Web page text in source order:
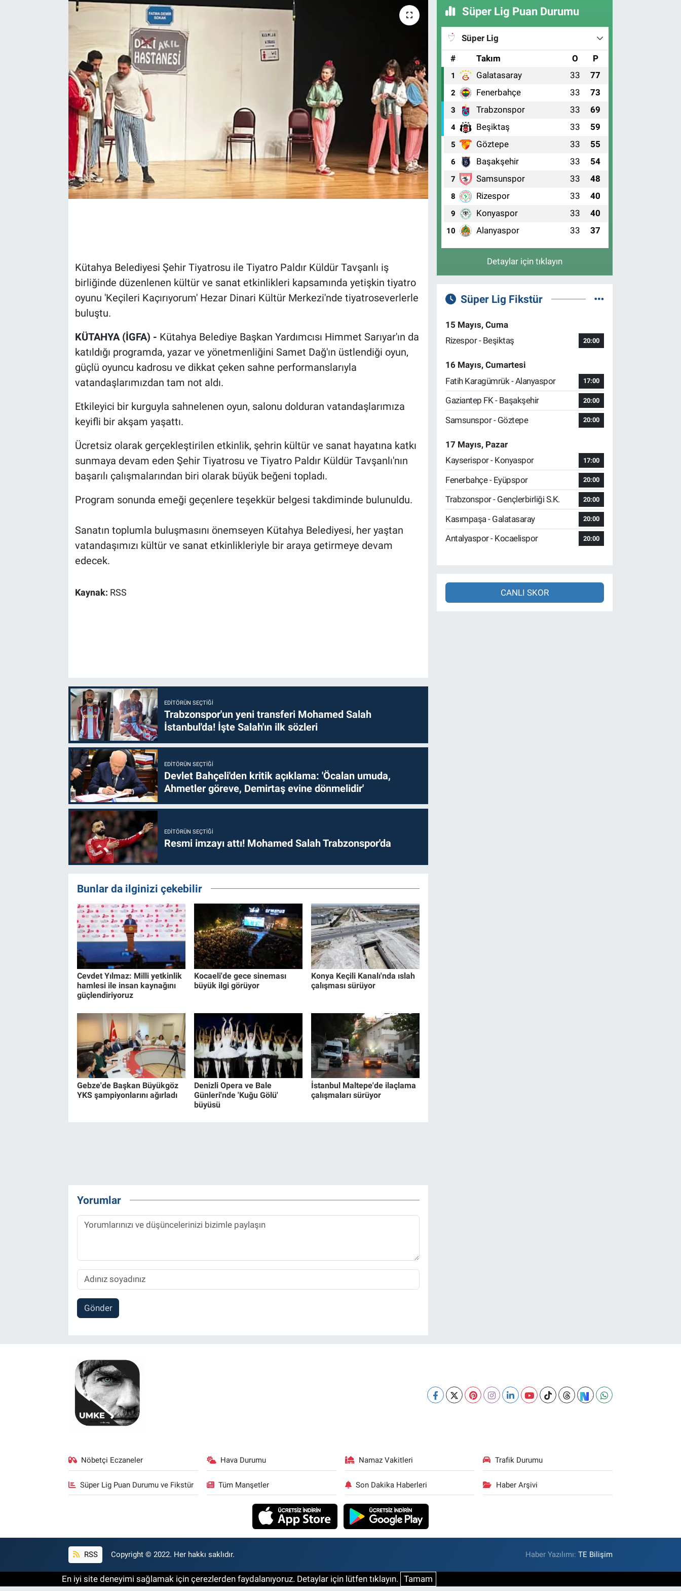
Kütahya Belediyesi Şehir Tiyatrosu ile Tiyatro Paldır Küldür Tavşanlı iş
birliğinde düzenlenen kültür ve sanat etkinlikleri kapsamında yetişkin tiyatro
oyunu 'Keçileri Kaçırıyorum' Hezar Dinari Kültür Merkezi'nde tiyatroseverlerle
buluştu.
KÜTAHYA (İGFA) - Kütahya Belediye Başkan Yardımcısı Himmet Sarıyar'ın da
katıldığı programda, yazar ve yönetmenliğini Samet Dağ'ın üstlendiği oyun,
güçlü oyuncu kadrosu ve dikkat çeken sahne performanslarıyla
vatandaşlarımızdan tam not aldı.
Etkileyici bir kurguyla sahnelenen oyun, salonu dolduran vatandaşlarımıza
keyifli bir akşam yaşattı.
Ücretsiz olarak gerçekleştirilen etkinlik, şehrin kültür ve sanat hayatına katkı
sunmaya devam eden Şehir Tiyatrosu ve Tiyatro Paldır Küldür Tavşanlı'nın
başarılı çalışmalarından biri olarak büyük beğeni topladı.
Program sonunda emeği geçenlere teşekkür belgesi takdiminde bulunuldu.
Sanatın toplumla buluşmasını önemseyen Kütahya Belediyesi, her yaştan
vatandaşımızı kültür ve sanat etkinlikleriyle bir araya getirmeye devam
edecek.
Kaynak: RSS
EDITÖRÜN SEÇTIĞI
Trabzonspor'un yeni transferi Mohamed Salah
İstanbul'da! İşte Salah'ın ilk sözleri
EDITÖRÜN SEÇTIĞI
Devlet Bahçeli'den kritik açıklama: 'Öcalan umuda,
Ahmetler göreve, Demirtaş evine dönmelidir'
EDITÖRÜN SEÇTIĞI
Resmi imzayı attı! Mohamed Salah Trabzonspor'da
Bunlar da ilginizi çekebilir
Cevdet Yılmaz: Milli yetkinlik
hamlesi ile insan kaynağını
güçlendiriyoruz
Kocaeli'de gece sineması
büyük ilgi görüyor
Konya Keçili Kanalı'nda ıslah
çalışması sürüyor
Gebze'de Başkan Büyükgöz
YKS şampiyonlarını ağırladı
Denizli Opera ve Bale
Günleri'nde 'Kuğu Gölü'
büyüsü
İstanbul Maltepe'de ilaçlama
çalışmaları sürüyor
Yorumlar
Gönder
Süper Lig Puan Durumu
Süper Lig
#
Takım O P
1 Galatasaray 33 77
2 Fenerbahçe 33 73
3 Trabzonspor 33 69
4 Beşiktaş 33 59
5 Göztepe 33 55
6 Başakşehir 33 54
7 Samsunspor 33 48
8 Rizespor 33 40
9 Konyaspor 33 40
10 Alanyaspor 33 37
Detaylar için tıklayın
Süper Lig Fikstür
15 Mayıs, Cuma
Rizespor - Beşiktaş
20:00
16 Mayıs, Cumartesi
Fatih Karagümrük - Alanyaspor
17:00
Gaziantep FK - Başakşehir 20:00
Samsunspor - Göztepe 20:00
17 Mayıs, Pazar
Kayserispor - Konyaspor
17:00
Fenerbahçe - Eyüpspor 20:00
Trabzonspor - Gençlerbirliği S.K. 20:00
Kasımpaşa - Galatasaray 20:00
Antalyaspor - Kocaelispor 20:00
CANLI SKOR
Nöbetçi Eczaneler Hava Durumu Namaz Vakitleri Trafik Durumu
Süper Lig Puan Durumu ve Fikstür Tüm Manşetler Son Dakika Haberleri Haber Arşivi
RSS Copyright © 2022. Her hakkı saklıdır. Haber Yazılımı:TE Bilişim
En iyi site deneyimi sağlamak için çerezlerden faydalanıyoruz. Detaylar için lütfen tıklayın. Tamam